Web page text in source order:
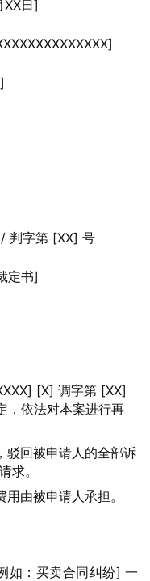
XX日]
判字第 [XX] 号
定书]
[X] 调字第 [XX]
，依法对本案进行再
驳回被申请人的全部诉
求。
由被申请人承担。
如：买卖合同纠纷] 一